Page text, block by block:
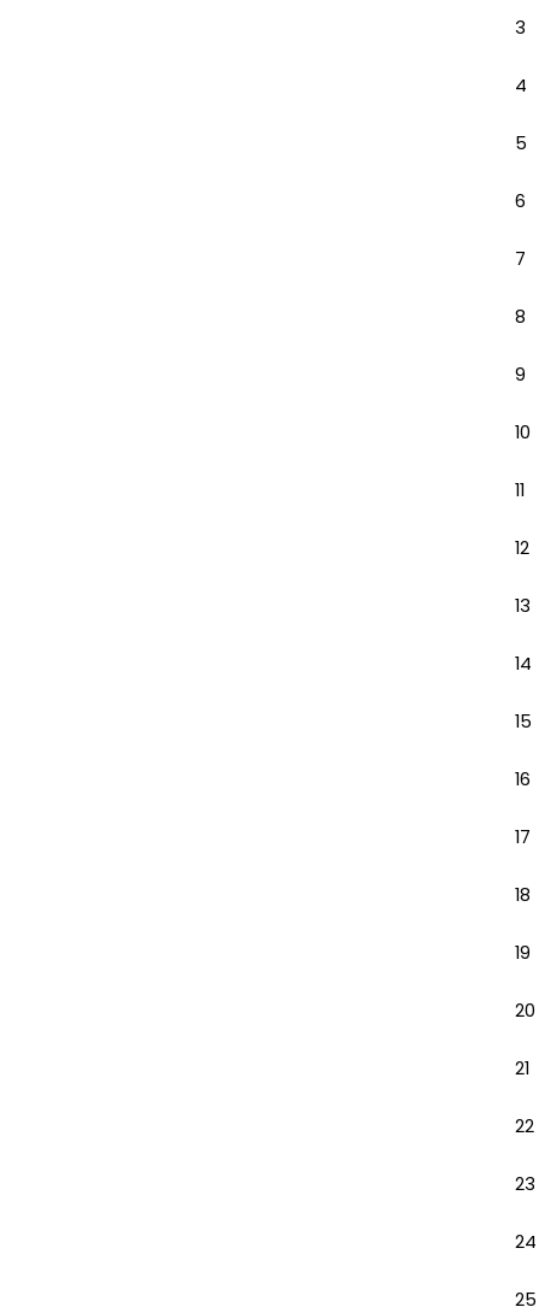
3
4
5
6
7
8
9
10
11
12
13
14
15
16
17
18
19
20
21
22
23
24
25